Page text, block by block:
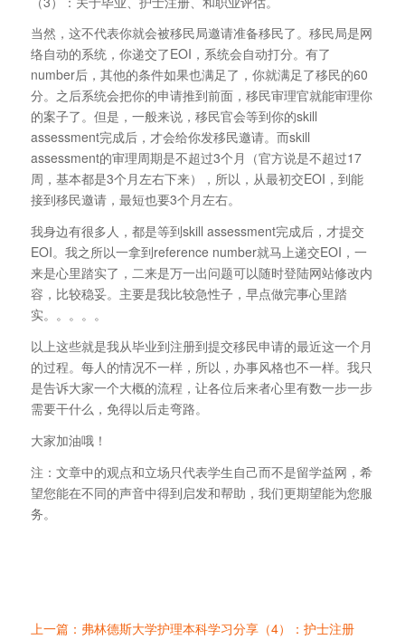
当然，这不代表你就会被移民局邀请准备移民了。移民局是网
络自动的系统，你递交了EOI，系统会自动打分。有了
number后，其他的条件如果也满足了，你就满足了移民的60
分。之后系统会把你的申请推到前面，移民审理官就能审理你
的案子了。但是，一般来说，移民官会等到你的skill
assessment完成后，才会给你发移民邀请。而skill
assessment的审理周期是不超过3个月（官方说是不超过17
周，基本都是3个月左右下来），所以，从最初交EOI，到能
接到移民邀请，最短也要3个月左右。
我身边有很多人，都是等到skill assessment完成后，才提交
EOI。我之所以一拿到reference number就马上递交EOI，一
来是心里踏实了，二来是万一出问题可以随时登陆网站修改内
容，比较稳妥。主要是我比较急性子，早点做完事心里踏
实。。。。。
以上这些就是我从毕业到注册到提交移民申请的最近这一个月
的过程。每人的情况不一样，所以，办事风格也不一样。我只
是告诉大家一个大概的流程，让各位后来者心里有数一步一步
需要干什么，免得以后走弯路。
大家加油哦！
注：文章中的观点和立场只代表学生自己而不是留学益网，希
望您能在不同的声音中得到启发和帮助，我们更期望能为您服
务。
上一篇：弗林德斯大学护理本科学习分享（4）：护士注册